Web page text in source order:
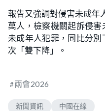
報告又強調對侵害未成年
萬人，檢察機關起訴侵
未成年人犯罪，同比分
次「雙下降」。
兩會2026
新聞資訊 中國在線